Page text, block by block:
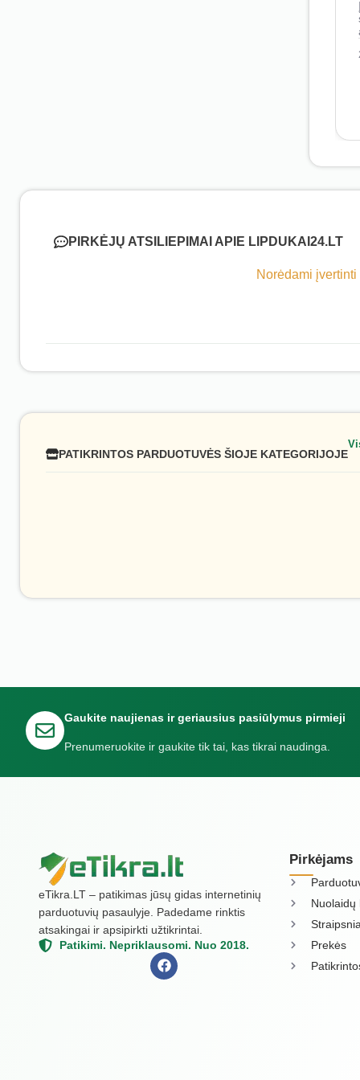
PIRKĖJŲ ATSILIEPIMAI APIE LIPDUKAI24.LT
Norėdami
PATIKRINTOS PARDUOTUVĖS ŠIOJE KATEGORIJOJE
Gaukite naujienas ir geriausius pasiūlymus pirmieji
Prenumeruokite ir gaukite tik tai, kas tikrai naudinga.
eTikra.LT – patikimas jūsų gidas internetinių
parduotuvių pasaulyje. Padedame rinktis
atsakingai ir apsipirkti užtikrintai.
Patikimi. Nepriklausomi. Nuo 2018.
Pirkėjams
Nuolaidų
Prekės